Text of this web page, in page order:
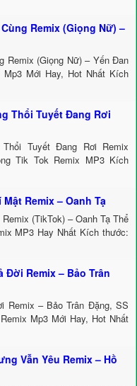
Remix (Giọng Nữ) –
Remix (Giọng Nữ) – Yến Đan
Mới Hay, Hot Nhất Kích
Thổi Tuyết Đang Rơi
Tuyết Đang Rơi Remix
Tik Tok Remix MP3 Kích
Remix – Oanh Tạ
(TikTok) – Oanh Tạ Thể
MP3 Hay Nhất Kích thước:
Đời Remix – Bảo Trân
Remix – Bảo Trân Đặng, SS
Mp3 Mới Hay, Hot Nhất
Vẫn Yêu Remix – Hồ